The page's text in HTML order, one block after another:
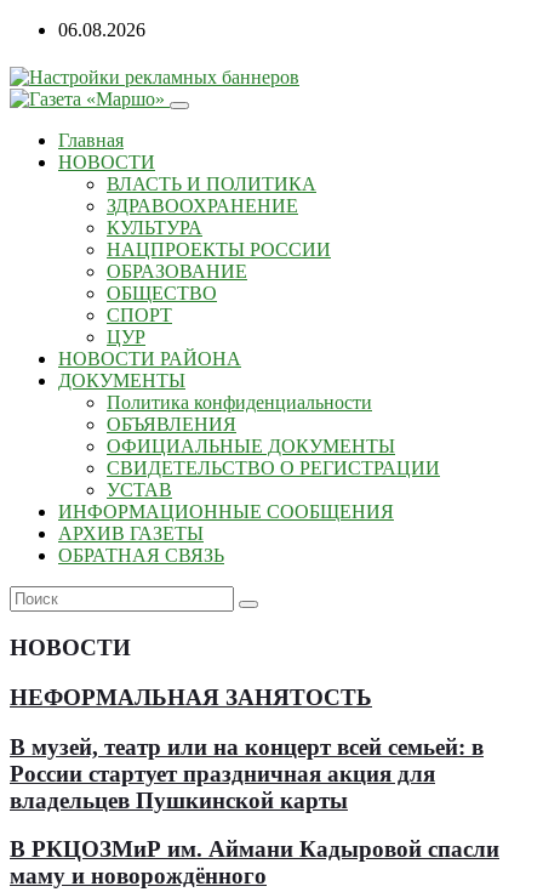
06.08.2026
Главная
НОВОСТИ
ВЛАСТЬ И ПОЛИТИКА
ЗДРАВООХРАНЕНИЕ
КУЛЬТУРА
НАЦПРОЕКТЫ РОССИИ
ОБРАЗОВАНИЕ
ОБЩЕСТВО
СПОРТ
ЦУР
НОВОСТИ РАЙОНА
ДОКУМЕНТЫ
Политика конфиденциальности
ОБЪЯВЛЕНИЯ
ОФИЦИАЛЬНЫЕ ДОКУМЕНТЫ
СВИДЕТЕЛЬСТВО О РЕГИСТРАЦИИ
УСТАВ
ИНФОРМАЦИОННЫЕ СООБЩЕНИЯ
АРХИВ ГАЗЕТЫ
ОБРАТНАЯ СВЯЗЬ
НОВОСТИ
НЕФОРМАЛЬНАЯ ЗАНЯТОСТЬ
В музей, театр или на концерт всей семьей: в
России стартует праздничная акция для
владельцев Пушкинской карты
В РКЦОЗМиР им. Аймани Кадыровой спасли
маму и новорождённого